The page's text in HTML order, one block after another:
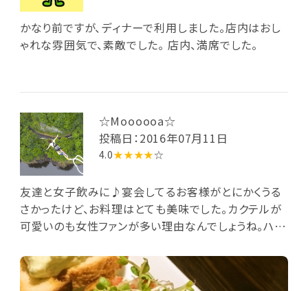
かなり前ですが、ディナーで利用しました。店内はおし
ゃれな雰囲気で、素敵でした。 店内、満席でした。
☆Moooooa☆
投稿日：2016年07月11日
4.0★★★★☆
友達と女子飲みに♪宴会してるお客様がとにかくうる
さかったけど、お料理はとても美味でした。カクテルが
可愛いのも女性ファンが多い理由なんでしょうね。ハー
時間がもっと早ければ言うことなしです！